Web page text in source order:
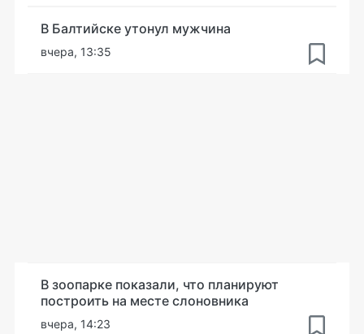
В Балтийске утонул мужчина
вчера, 13:35
В зоопарке показали, что планируют
построить на месте слоновника
вчера, 14:23